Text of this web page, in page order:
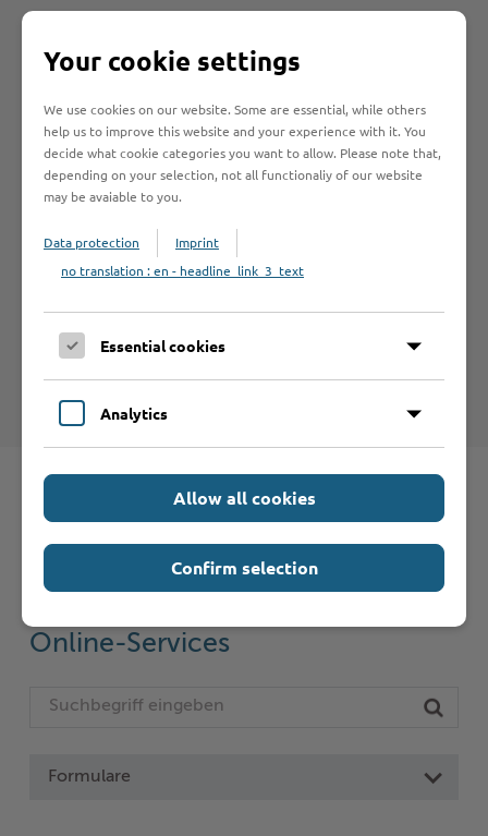
Betrieb anmelden
Sie vermissen einen Eintrag in der Liste? Melden Sie
Ihren Betrieb in 3 einfachen Schritten an.
Betrieb anmelden
Haftungsauschluss
Internet-Seiten entnehmen Sie bitte den
Schnelleinstieg
Seite auswählen
Online-Services
Formulare
Your cookie settings
We use cookies on our website. Some are essential, while others
help us to improve this website and your experience with it. You
decide what cookie categories you want to allow. Please note that,
depending on your selection, not all functionaliy of our website
may be avaiable to you.
Data protection
Imprint
no translation : en - headline_link_3_text
Essential cookies
Analytics
Allow all cookies
Confirm selection